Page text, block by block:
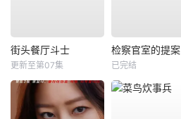
街头餐厅斗士
更新至第07集
检察官室的提案
已完结